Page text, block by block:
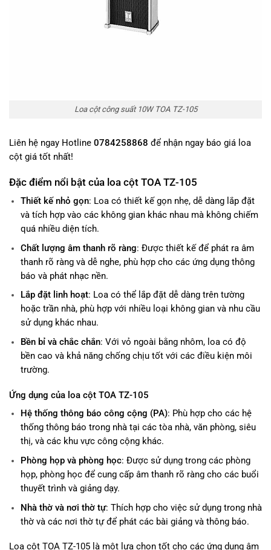
Loa cột công suất 10W TOA TZ-105
Liên hệ ngay Hotline 0784258868 để nhận ngay báo giá loa
cột giá tốt nhất!
Đặc điểm nổi bật của loa cột TOA TZ-105
Thiết kế nhỏ gọn: Loa có thiết kế gọn nhẹ, dễ dàng lắp đặt
và tích hợp vào các không gian khác nhau mà không chiếm
quá nhiều diện tích.
Chất lượng âm thanh rõ ràng: Được thiết kế để phát ra âm
thanh rõ ràng và dễ nghe, phù hợp cho các ứng dụng thông
báo và phát nhạc nền.
Lắp đặt linh hoạt: Loa có thể lắp đặt dễ dàng trên tường
hoặc trần nhà, phù hợp với nhiều loại không gian và nhu cầu
sử dụng khác nhau.
Bền bỉ và chắc chắn: Với vỏ ngoài bằng nhôm, loa có độ
bền cao và khả năng chống chịu tốt với các điều kiện môi
trường.
Ứng dụng của loa cột TOA TZ-105
Hệ thống thông báo công cộng (PA): Phù hợp cho các hệ
thống thông báo trong nhà tại các tòa nhà, văn phòng, siêu
thị, và các khu vực công cộng khác.
Phòng họp và phòng học: Được sử dụng trong các phòng
họp, phòng học để cung cấp âm thanh rõ ràng cho các buổi
thuyết trình và giảng dạy.
Nhà thờ và nơi thờ tự: Thích hợp cho việc sử dụng trong nhà
thờ và các nơi thờ tự để phát các bài giảng và thông báo.
Loa cột TOA TZ-105 là một lựa chọn tốt cho các ứng dụng âm